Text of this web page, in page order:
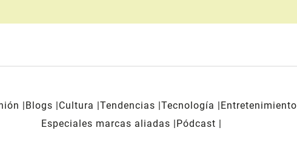
Blogs Cultura Tendencias Tecnología Entretenimiento
Especiales marcas aliadas
Pódcast